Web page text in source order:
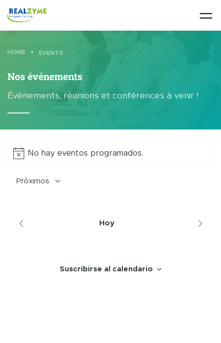
Nos événements
Événements, réunions et conférences à venir !
HOME • EVENTS
Eventos
Aviso
No hay eventos programados.
Próximos
fecha.
Hoy
Suscribirse al calendario